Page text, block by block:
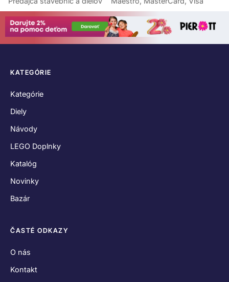
KATEGÓRIE
Kategórie
Diely
Návody
LEGO Doplnky
Katalóg
Novinky
Bazár
ČASTÉ ODKAZY
O nás
Kontakt